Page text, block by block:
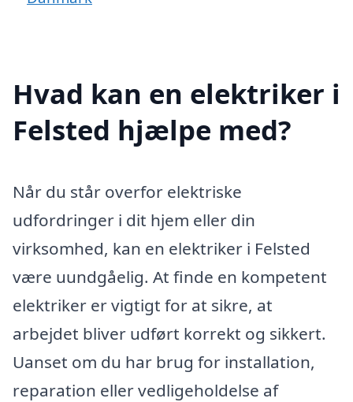
Hvad kan en elektriker i
Felsted hjælpe med?
Når du står overfor elektriske
udfordringer i dit hjem eller din
virksomhed, kan en elektriker i Felsted
være uundgåelig. At finde en kompetent
elektriker er vigtigt for at sikre, at
arbejdet bliver udført korrekt og sikkert.
Uanset om du har brug for installation,
reparation eller vedligeholdelse af